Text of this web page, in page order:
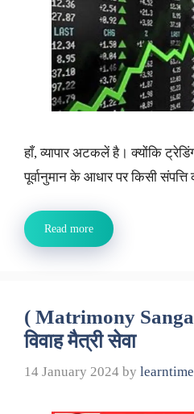
हाँ, व्यापार अटकलें है। क्योंकि
पूर्वानुमान के आधार पर किसी
Read more
( Matrimony
विवाह मैत्री सेवा
14 January 2024 by